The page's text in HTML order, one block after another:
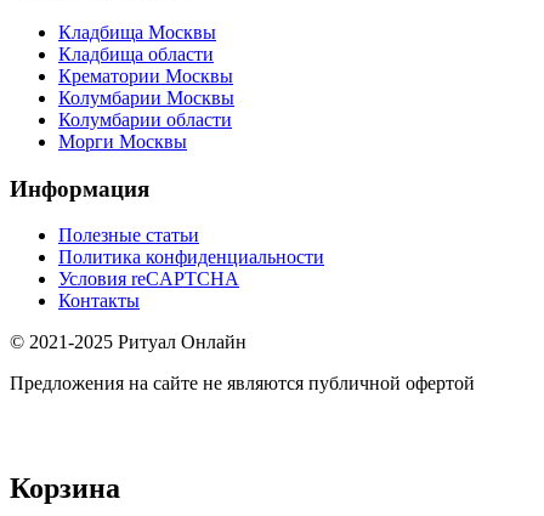
Кладбища Москвы
Кладбища области
Крематории Москвы
Колумбарии Москвы
Колумбарии области
Морги Москвы
Информация
Полезные статьи
Политика конфиденциальности
Условия reCAPTCHA
Контакты
© 2021-2025 Ритуал Онлайн
Предложения на сайте не являются публичной офертой
Корзина